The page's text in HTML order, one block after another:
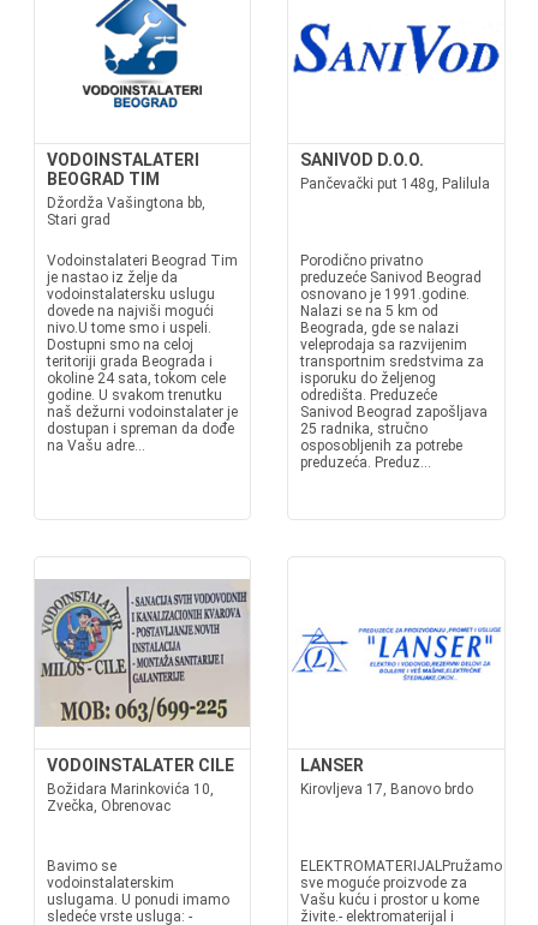
VODOINSTALATERI
BEOGRAD TIM
Džordža Vašingtona bb,
Stari grad
Vodoinstalateri Beograd Tim
je nastao iz želje da
vodoinstalatersku uslugu
dovede na najviši mogući
nivo.U tome smo i uspeli.
Dostupni smo na celoj
teritoriji grada Beograda i
okoline 24 sata, tokom cele
godine. U svakom trenutku
naš dežurni vodoinstalater je
dostupan i spreman da dođe
na Vašu adre...
SANIVOD D.O.O.
Pančevački put 148g, Palilula
Porodično privatno
preduzeće Sanivod Beograd
osnovano je 1991.godine.
Nalazi se na 5 km od
Beograda, gde se nalazi
veleprodaja sa razvijenim
transportnim sredstvima za
isporuku do željenog
odredišta. Preduzeće
Sanivod Beograd zapošljava
25 radnika, stručno
osposobljenih za potrebe
preduzeća. Preduz...
VODOINSTALATER CILE
Božidara Marinkovića 10,
Zvečka, Obrenovac
Bavimo se
vodoinstalaterskim
uslugama. U ponudi imamo
sledeće vrste usluga: -
LANSER
Kirovljeva 17, Banovo brdo
ELEKTROMATERIJALPružamo
sve moguće proizvode za
Vašu kuću i prostor u kome
živite.- elektromaterijal i